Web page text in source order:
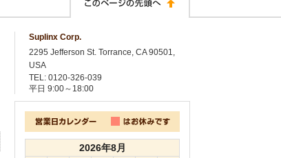
Suplinx Corp.
2295 Jefferson St. Torrance, CA 90501,
USA
TEL: 0120-326-039
平日 9:00～18:00
2026年8月